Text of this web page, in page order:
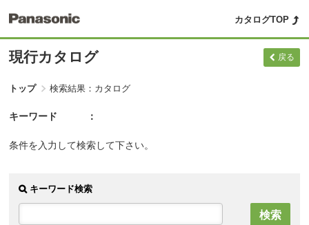
カタログTOP
現行カタログ 戻る
トップ 検索結果：カタログ
キーワード
条件を入力して検索して下さい。
キーワード検索